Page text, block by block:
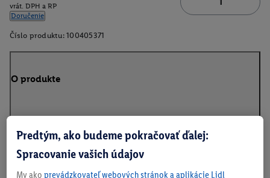
vrát. DPH a RP
Doručenie
Číslo produktu: 100405371
O produkte
Na stiahnutie
Predtým, ako budeme pokračovať ďalej:
Spracovanie vašich údajov
My ako prevádzkovateľ webových stránok a aplikácie Lidl